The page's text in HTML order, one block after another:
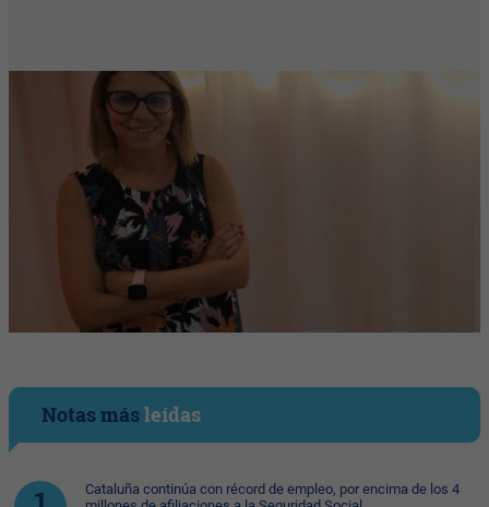
Notas másleídas
Cataluña continúa con récord de empleo, por encima de los 4